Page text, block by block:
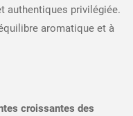
authentiques privilégiée.
aromatique et à
croissantes des